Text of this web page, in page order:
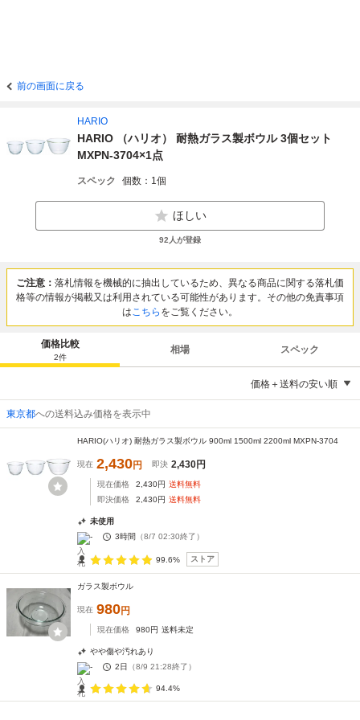
前の画面に戻る
HARIO
HARIO （ハリオ） 耐熱ガラス製ボウル 3個セット
MXPN-3704×1点
スペック 個数：1個
ほしい
92 人が登録
ご注意： 落札情報を機械的に抽出しているため、異なる商品に関する落札価
格等の情報が掲載又は利用されている可能性があります。その他の免責事項
はこちら をご覧ください。
価格比較
2件
相場 スペック
価格＋送料の安い順
東京都への送料込み価格を表示中
HARIO(ハリオ) 耐熱ガラス製ボウル 900ml 1500ml 2200ml MXPN-3704
現在 2,430円 即決 2,430円
現在価格 2,430円 送料無料
即決価格
2,430円 送料無料
未使用
-
3時間 （8/7 02:30終了）
99.6% ストア
ガラス製ボウル
現在 980円
現在価格 980円 送料未定
やや傷や汚れあり
-
2日 （8/9 21:28終了）
94.4%